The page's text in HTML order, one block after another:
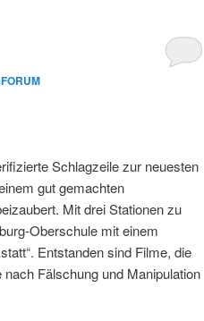
Schlagzeile zur neuesten
gut gemachten
Mit drei Stationen zu
Oberschule mit einem
Entstanden sind Filme, die
Fälschung und Manipulation